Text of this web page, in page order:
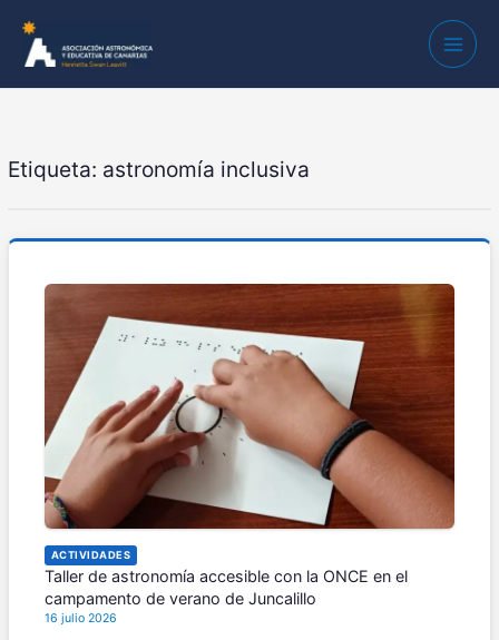
Etiqueta: astronomía inclusiva
ACTIVIDADES
Taller de astronomía accesible con la ONCE en el
campamento de verano de Juncalillo
16 julio 2026